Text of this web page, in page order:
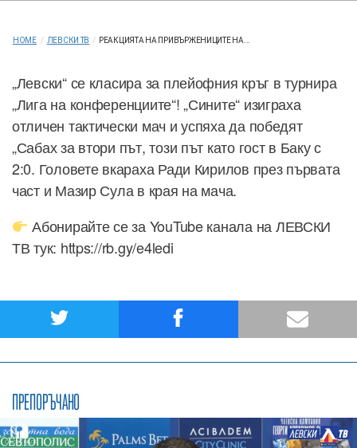
HOME / ЛЕВСКИ ТВ / РЕАКЦИЯТА НА ПРИВЪРЖЕНИЦИТЕ НА...
„Левски“ се класира за плейофния кръг в турнира
„Лига на конференциите“! „Сините“ изиграха
отличен тактически мач и успяха да победят
„Сабах за втори път, този път като гост в Баку с
2:0. Головете вкараха Ради Кирилов през първата
част и Мазир Сула в края на мача.
Абонирайте се за YouTube канала на ЛЕВСКИ
ТВ тук: https://rb.gy/e4ledi
ПРЕПОРЪЧАНО